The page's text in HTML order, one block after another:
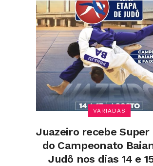
VARIADAS
Juazeiro recebe Super
do Campeonato
Judô nos dias 14 e